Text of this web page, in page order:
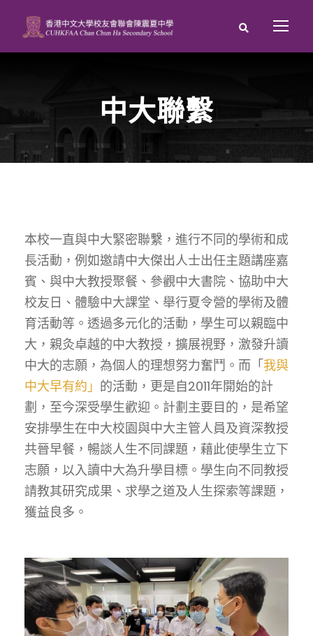
中大聯繫
本校一直與中大緊密聯繫，進行不同的學術和成
長活動，例如邀請中大傑出人士出任主題講座嘉
賓、與中大教授聚餐、參觀中大書院、協助中大
校友日、體驗中大課堂、舉行夏令營的學術及體
育活動等。透過多元化的活動，學生可以親臨中
大，親灸卓越的中大教授，擴展視野，激發升讀
中大的志願，為個人的理想努力奮鬥。而「我與
中大早有約」 的活動，更是自2011年開始的計
劃，至今深受學生歡迎。計劃主要目的，是希望
安排學生在中大校園與中大主管人員及資深教授
共晉早餐，暢談人生不同課題，藉此使學生立下
志願，以入讀中大為升學目標。學生向不同教授
請教其研究成果、求學之道及人生探索等課題，
獲益良多。